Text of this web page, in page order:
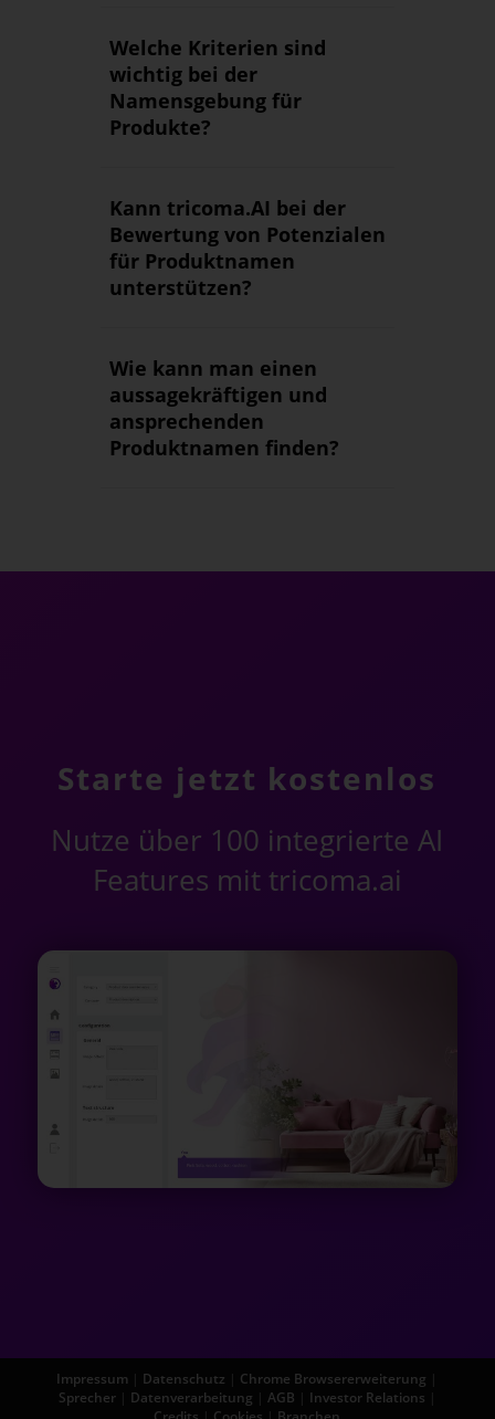
Welche Kriterien sind
wichtig bei der
Namensgebung für
Produkte?
Kann tricoma.AI bei der
Bewertung von Potenzialen
für Produktnamen
unterstützen?
Wie kann man einen
aussagekräftigen und
ansprechenden
Produktnamen finden?
Starte jetzt kostenlos
Nutze über 100 integrierte AI
Features mit tricoma.ai
Impressum Datenschutz Chrome Browsererweiterung
Sprecher| Datenverarbeitung AGB Investor Relations